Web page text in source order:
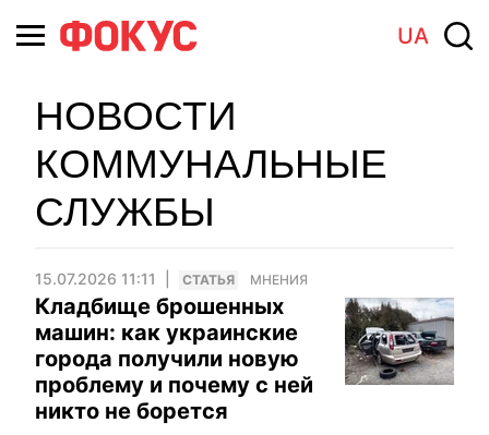
UA
НОВОСТИ
КОММУНАЛЬНЫЕ
СЛУЖБЫ
15.07.2026 11:11 CТАТЬЯ МНЕНИЯ
Кладбище брошенных
машин: как украинские
города получили новую
проблему и почему с ней
никто не борется